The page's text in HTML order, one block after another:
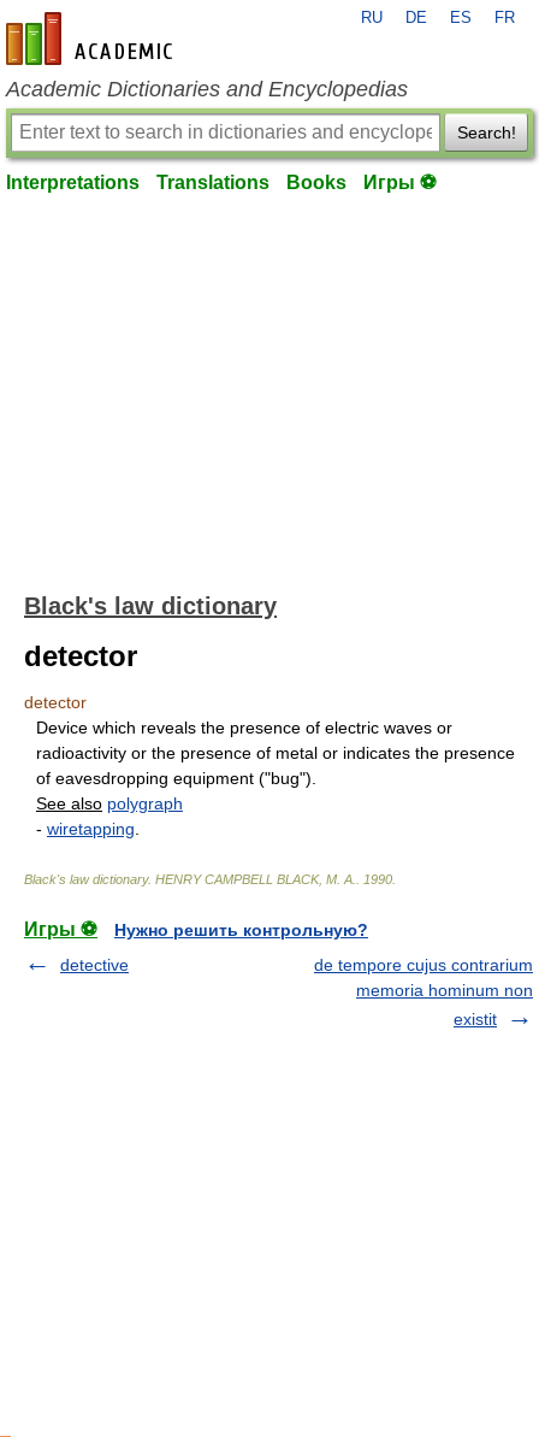
en-academic.com
RU DE ES FR
Academic Dictionaries and Encyclopedias
Search!
Interpretations Translations Books Игры ⚽
Black's law dictionary
detector
detector
Device which reveals the presence of electric waves or
radioactivity or the presence of metal or indicates the presence
of eavesdropping equipment ("bug").
See also polygraph
- wiretapping
Black's law dictionary. HENRY CAMPBELL BLACK, M. A. 1990
Игры ⚽
Нужно решить контрольную?
detective
de tempore cujus contrarium
memoria hominum non
existit